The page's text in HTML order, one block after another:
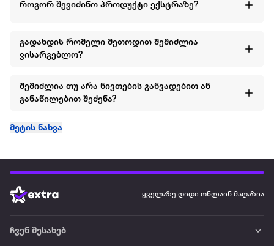
როგორ შევიძინო პროდუქტი ექსტრაზე?
გადახდის რომელი მეთოდით შემიძლია
ვისარგებლო?
შემიძლია თუ არა ნივთების განვადებით ან
განაწილებით შეძენა?
მეტის ნახვა
ყველაზე დიდი ონლაინ მაღაზია
ჩვენ შესახებ